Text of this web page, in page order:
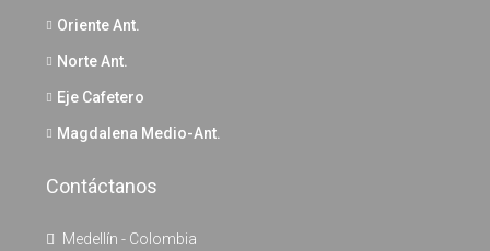
Oriente Ant.
Norte Ant.
Eje Cafetero
Magdalena Medio-Ant.
Contáctanos
Medellín - Colombia